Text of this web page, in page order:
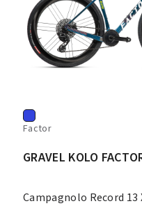
Factor
GRAVEL KOLO
Campagnolo Record 13